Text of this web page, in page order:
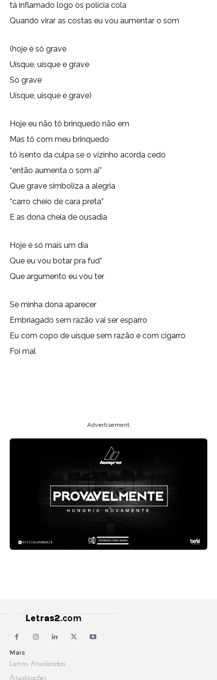
tá inflamado logo os policia cola
Quando virar as costas eu vou aumentar o som
(hoje é só grave
Uísque, uísque e grave
Só grave
Uísque, uísque e grave)
Hoje eu não tô brinquedo não em
Mas tô com meu brinquedo
tô isento da culpa se o vizinho acorda cedo
“então aumenta o som ai”
Que grave simboliza a alegria
“carro cheio de cara preta”
E as dona cheia de ousadia
Hoje é só mais um dia
Que eu vou botar pra fud*
Que argumento eu vou ter
Se minha dona aparecer
Embriagado sem razão vai ser esparro
Eu com copo de uísque sem razão e com cigarro
Foi mal
Advertisement
Mais
Letras Atualizadas
Atualizações
Letras2.com